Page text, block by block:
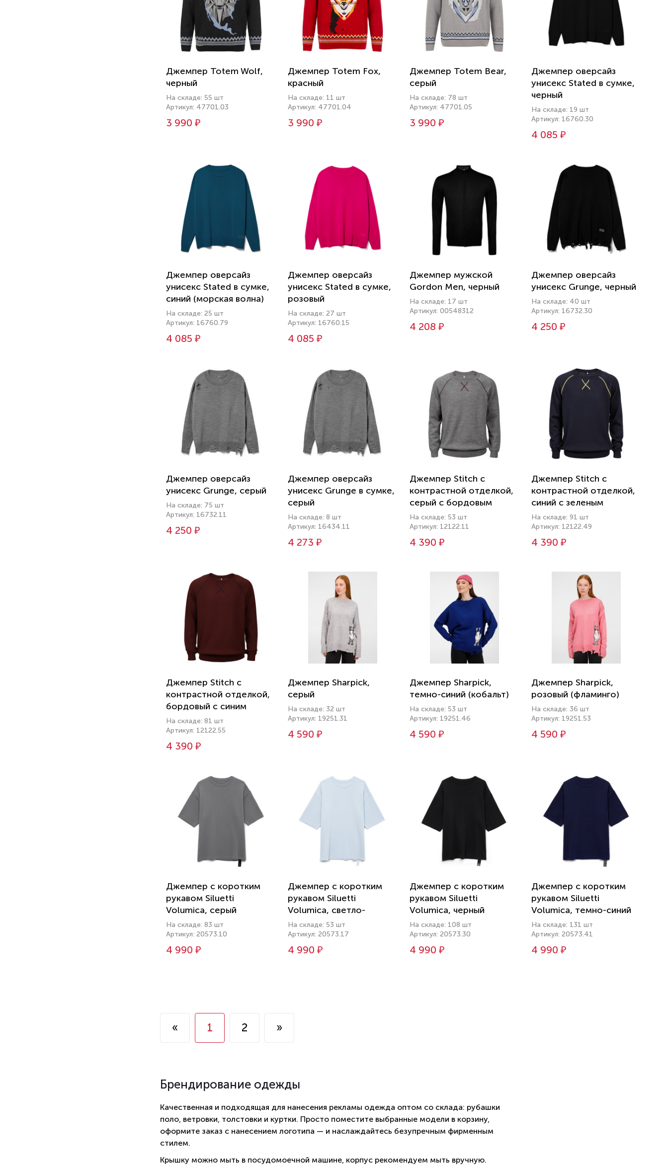
Джемпер Totem Wolf,
черный
На складе: 55 шт
Артикул: 47701.03
3 990 ₽
Джемпер Totem Fox,
красный
На складе: 11 шт
Артикул: 47701.04
3 990 ₽
Джемпер Totem Bear,
серый
На складе: 78 шт
Артикул: 47701.05
3 990 ₽
Джемпер оверсайз
унисекс Stated в сумке,
черный
На складе: 19 шт
Артикул: 16760.30
4 085 ₽
Джемпер оверсайз
унисекс Stated в сумке,
синий (морская волна)
На складе: 25 шт
Артикул: 16760.79
4 085 ₽
Джемпер оверсайз
унисекс Stated в сумке,
розовый
На складе: 27 шт
Артикул: 16760.15
4 085 ₽
Джемпер мужской
Gordon Men, черный
На складе: 17 шт
Артикул: 00548312
4 208 ₽
Джемпер оверсайз
унисекс Grunge, черный
На складе: 40 шт
Артикул: 16732.30
4 250 ₽
Джемпер оверсайз
унисекс Grunge, серый
На складе: 75 шт
Артикул: 16732.11
4 250 ₽
Джемпер оверсайз
унисекс Grunge в сумке,
серый
На складе: 8 шт
Артикул: 16434.11
4 273 ₽
Джемпер Stitch с
контрастной отделкой,
серый с бордовым
На складе: 53 шт
Артикул: 12122.11
4 390 ₽
Джемпер Stitch с
контрастной отделкой,
синий с зеленым
На складе: 91 шт
Артикул: 12122.49
4 390 ₽
Джемпер Stitch с
контрастной отделкой,
бордовый с синим
На складе: 81 шт
Артикул: 12122.55
4 390 ₽
Джемпер Sharpick,
серый
На складе: 32 шт
Артикул: 19251.31
4 590 ₽
Джемпер Sharpick,
темно-синий (кобальт)
На складе: 53 шт
Артикул: 19251.46
4 590 ₽
Джемпер Sharpick,
розовый (фламинго)
На складе: 36 шт
Артикул: 19251.53
4 590 ₽
Джемпер с коротким
рукавом Siluetti
Volumica, серый
На складе: 83 шт
Артикул: 20573.10
4 990 ₽
Джемпер с коротким
рукавом Siluetti
Volumica, светло-
голубой
На складе: 53 шт
Артикул: 20573.17
4 990 ₽
Джемпер с коротким
рукавом Siluetti
Volumica, черный
На складе: 108 шт
Артикул: 20573.30
4 990 ₽
Джемпер с коротким
рукавом Siluetti
Volumica, темно-синий
На складе: 131 шт
Артикул: 20573.41
4 990 ₽
« 1 2 »
Брендирование одежды
Качественная и подходящая для нанесения рекламы одежда оптом со склада: рубашки
поло, ветровки, толстовки и куртки. Просто поместите выбранные модели в корзину,
оформите заказ с нанесением логотипа — и наслаждайтесь безупречным фирменным
стилем.
Крышку можно мыть в посудомоечной машине, корпус рекомендуем мыть вручную.